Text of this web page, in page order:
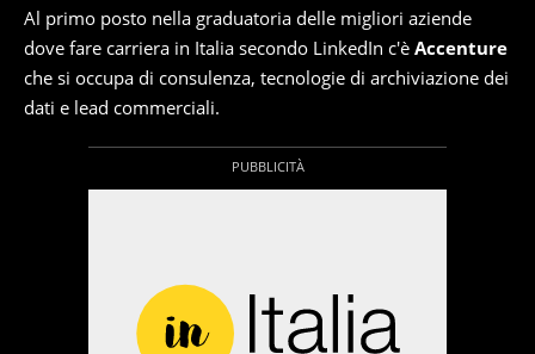
Al primo posto nella graduatoria delle migliori aziende
dove fare carriera in Italia secondo LinkedIn c'è Accenture
che si occupa di consulenza, tecnologie di archiviazione dei
dati e lead commerciali.